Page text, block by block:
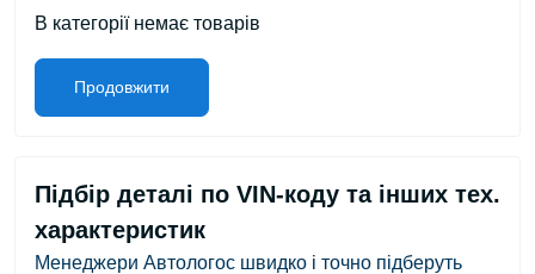
В категорії немає товарів
Продовжити
Підбір деталі по VIN-коду та інших тех.
характеристик
Менеджери Автологос швидко і точно підберуть